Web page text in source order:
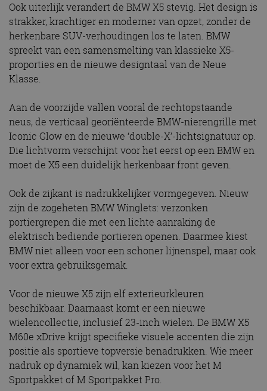
Ook uiterlijk verandert de BMW X5 stevig. Het design is
strakker, krachtiger en moderner van opzet, zonder de
herkenbare SUV-verhoudingen los te laten. BMW
spreekt van een samensmelting van klassieke X5-
proporties en de nieuwe designtaal van de Neue
Klasse.
Aan de voorzijde vallen vooral de rechtopstaande
neus, de verticaal georiënteerde BMW-nierengrille met
Iconic Glow en de nieuwe ‘double-X’-lichtsignatuur op.
Die lichtvorm verschijnt voor het eerst op een BMW en
moet de X5 een duidelijk herkenbaar front geven.
Ook de zijkant is nadrukkelijker vormgegeven. Nieuw
zijn de zogeheten BMW Winglets: verzonken
portiergrepen die met een lichte aanraking de
elektrisch bediende portieren openen. Daarmee kiest
BMW niet alleen voor een schoner lijnenspel, maar ook
voor extra gebruiksgemak.
Voor de nieuwe X5 zijn elf exterieurkleuren
beschikbaar. Daarnaast komt er een nieuwe
wielencollectie, inclusief 23-inch wielen. De BMW X5
M60e xDrive krijgt specifieke visuele accenten die zijn
positie als sportieve topversie benadrukken. Wie meer
nadruk op dynamiek wil, kan kiezen voor het M
Sportpakket of M Sportpakket Pro.